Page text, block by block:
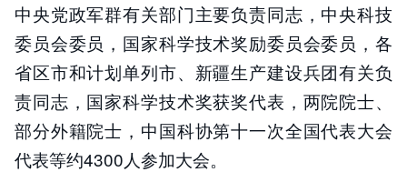
中央党政军群有关部门主要负责同志，中央科技
委员会委员，国家科学技术奖励委员会委员，各
省区市和计划单列市、新疆生产建设兵团有关负
责同志，国家科学技术奖获奖代表，两院院士、
部分外籍院士，中国科协第十一次全国代表大会
代表等约4300人参加大会。